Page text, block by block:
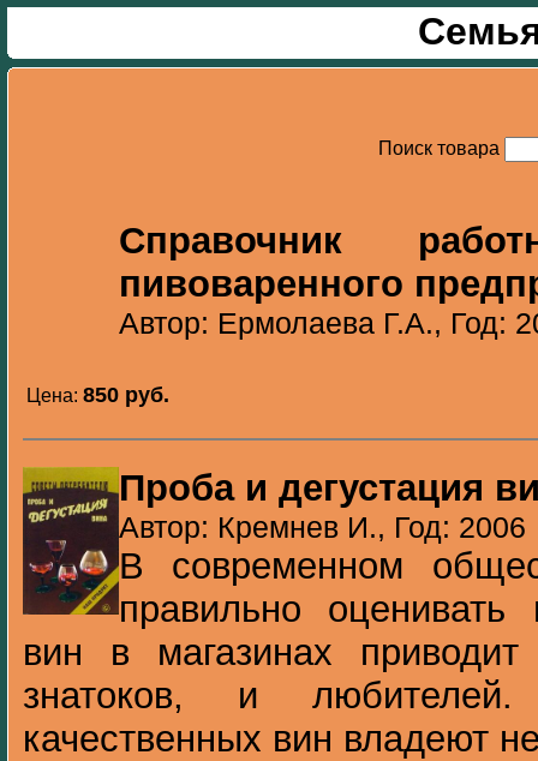
Поиск товара
Справочник
пивоваренного
Автор: Ермолаева Г.А., Год:
Цена: 850 pуб.
Проба и дегустация
Автор: Кремнев И., Год: 2006
В современном
правильно
вин в магазинах
знатоков, и
качественных вин владеют